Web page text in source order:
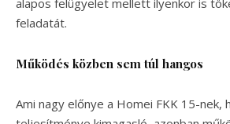
feladatát.
Működés közben sem túl hangos
Ami nagy előnye a Homei FKK 15-nek,